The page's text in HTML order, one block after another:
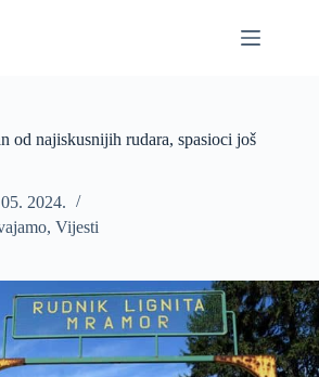
od najiskusnijih rudara, spasioci još
2024.
, Vijesti